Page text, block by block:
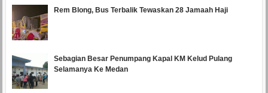
Rem Blong, Bus Terbalik Tewaskan 28 Jamaah Haji
Sebagian Besar Penumpang Kapal KM Kelud Pulang
Selamanya Ke Medan